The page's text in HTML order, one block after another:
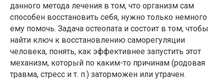
данного метода лечения в том, что организм сам
способен восстановить себя, нужно только немного
ему помочь. Задача остеопата и состоит в том, чтобы
найти ключ к восстановлению саморегуляции
человека, понять, как эффективнее запустить этот
механизм, который по каким-то причинам (родовая
травма, стресс и т. п.) заторможен или утрачен.